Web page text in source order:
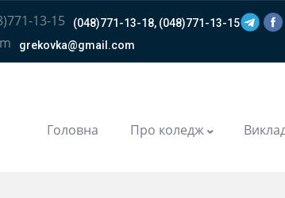
(048)771-13-18, (048)771-13-15
grekovka@gmail.сom
Головна Про коледж